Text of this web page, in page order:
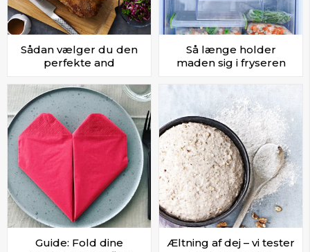
Sådan vælger du den
perfekte and
Så længe holder
maden sig i fryseren
Guide: Fold dine
Æltning af dej – vi tester